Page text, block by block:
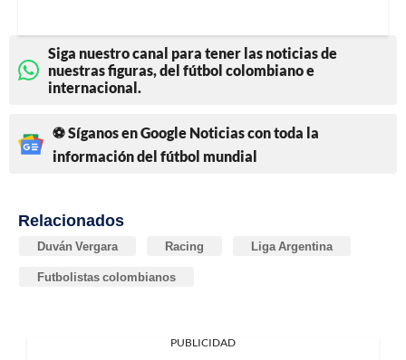
Siga nuestro canal para tener las noticias de
nuestras figuras, del fútbol colombiano e
internacional.
⚽ Síganos en Google Noticias con toda la
información del fútbol mundial
Relacionados
Duván Vergara Racing Liga Argentina
Futbolistas colombianos
PUBLICIDAD